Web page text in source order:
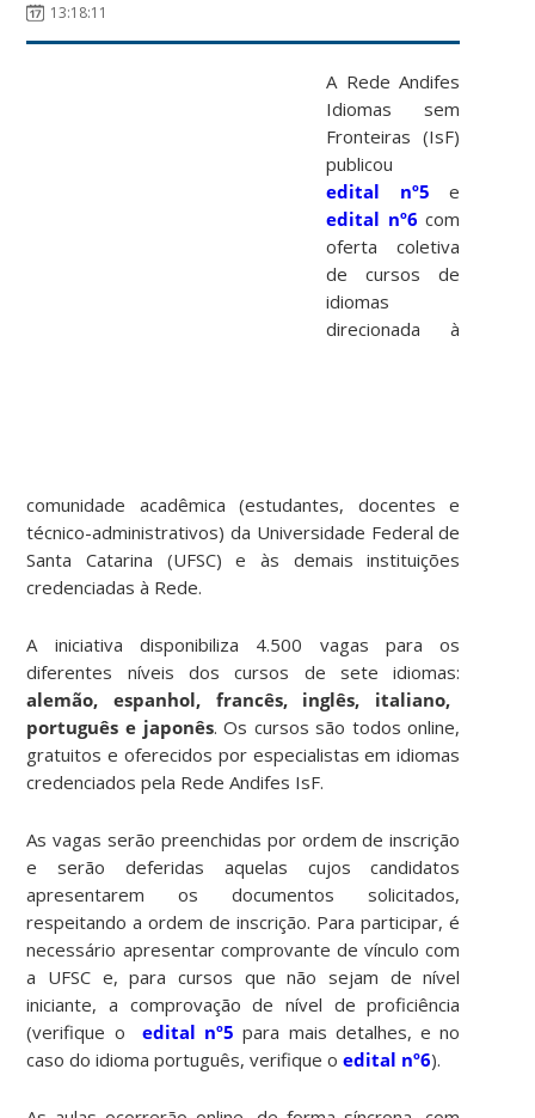
13:18:11
A Rede Andifes
Idiomas sem
Fronteiras (IsF)
publicou
edital nº5 e
edital nº6 com
oferta coletiva
de cursos de
idiomas
direcionada à
comunidade acadêmica (estudantes, docentes e
técnico-administrativos) da Universidade Federal de
Santa Catarina (UFSC) e às demais instituições
credenciadas à Rede.
A iniciativa disponibiliza 4.500 vagas para os
diferentes níveis dos cursos de sete idiomas:
alemão, espanhol, francês, inglês, italiano,
português e japonês. Os cursos são todos online,
gratuitos e oferecidos por especialistas em idiomas
credenciados pela Rede Andifes IsF.
As vagas serão preenchidas por ordem de inscrição
e serão deferidas aquelas cujos candidatos
apresentarem os documentos solicitados,
respeitando a ordem de inscrição. Para participar, é
necessário apresentar comprovante de vínculo com
a UFSC e, para cursos que não sejam de nível
iniciante, a comprovação de nível de proficiência
(verifique oedital nº5 para mais detalhes, e no
caso do idioma português, verifique oedital nº6).